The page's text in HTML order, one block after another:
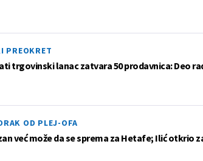
PREOKRET
trgovinski lanac zatvara 50 prodavnica: Deo
OD PLEJ-OFA
već može da se sprema za Hetafe; Ilić otkrio